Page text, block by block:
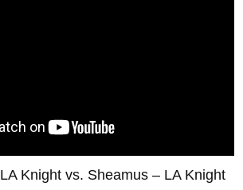
LA Knight vs. Sheamus – LA Knight